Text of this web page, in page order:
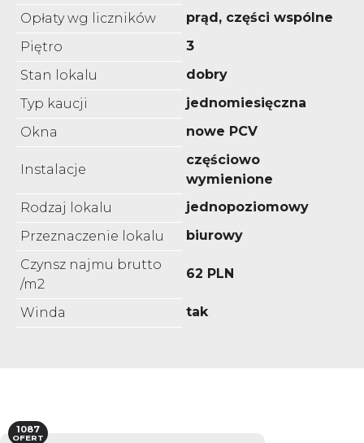
Opłaty wg liczników
prąd, części wspólne
Piętro
3
Stan lokalu
dobry
Typ kaucji
jednomiesięczna
Okna
nowe PCV
Instalacje
częściowo
wymienione
Rodzaj lokalu
jednopoziomowy
Przeznaczenie lokalu
biurowy
Czynsz najmu brutto
/m2
62 PLN
Winda tak
1087
OFERT